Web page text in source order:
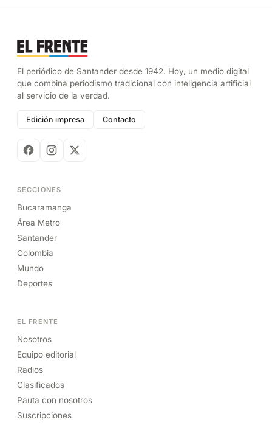
El periódico de Santander desde 1942. Hoy, un medio digital
que combina periodismo tradicional con inteligencia artificial
al servicio de la verdad.
Edición impresa Contacto
SECCIONES
Bucaramanga
Área Metro
Santander
Colombia
Mundo
Deportes
EL FRENTE
Nosotros
Equipo editorial
Radios
Clasificados
Pauta con nosotros
Suscripciones